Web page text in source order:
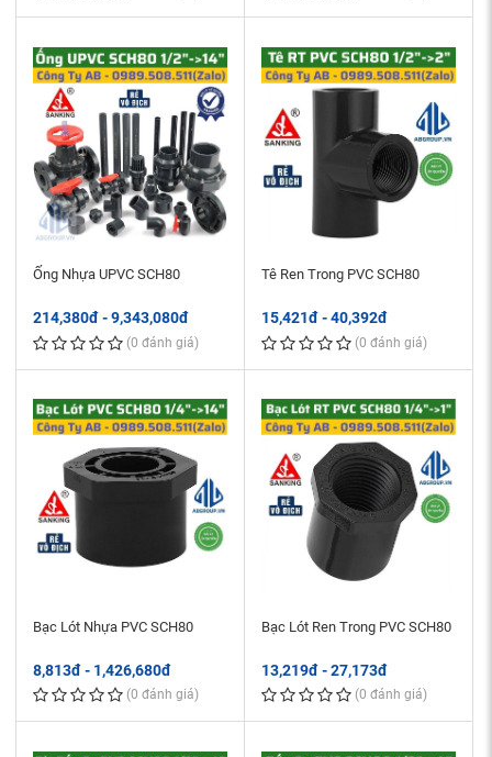
Ống Nhựa UPVC SCH80
214,380đ - 9,343,080đ
(0 đánh giá)
Tê Ren Trong PVC SCH80
15,421đ - 40,392đ
(0 đánh giá)
Bạc Lót Nhựa PVC SCH80
8,813đ - 1,426,680đ
(0 đánh giá)
Bạc Lót Ren Trong PVC SCH80
13,219đ - 27,173đ
(0 đánh giá)